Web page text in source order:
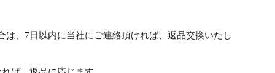
、7日以内に当社にご連絡頂ければ、返品交換いたし